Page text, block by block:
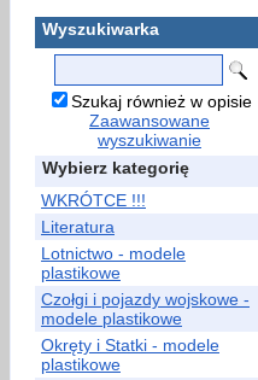
Wyszukiwarka
Szukaj również w opisie
Zaawansowane
wyszukiwanie
Wybierz kategorię
WKRÓTCE !!!
Literatura
Lotnictwo - modele
plastikowe
Czołgi i pojazdy wojskowe -
modele plastikowe
Okręty i Statki - modele
plastikowe